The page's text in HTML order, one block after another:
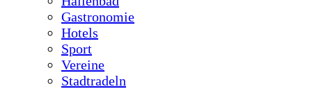
Gastronomie
Hotels
Sport
Vereine
Stadtradeln